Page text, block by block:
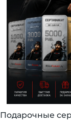
Подарочные